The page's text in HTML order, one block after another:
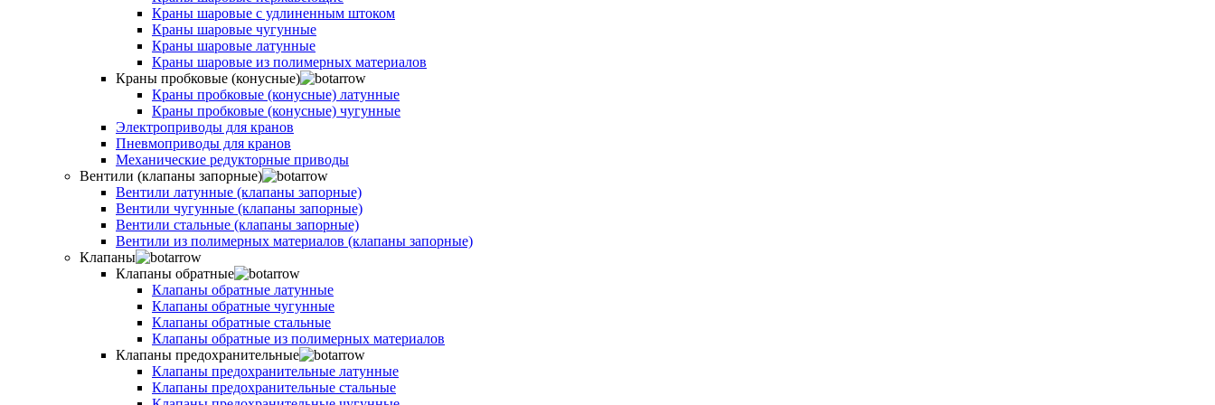
Краны шаровые с удлиненным штоком
Краны шаровые чугунные
Краны шаровые латунные
Краны шаровые из полимерных материалов
Краны пробковые (конусные)
Краны пробковые (конусные) латунные
Краны пробковые (конусные) чугунные
Электроприводы для кранов
Пневмоприводы для кранов
Механические редукторные приводы
Вентили (клапаны запорные)
Вентили латунные (клапаны запорные)
Вентили чугунные (клапаны запорные)
Вентили стальные (клапаны запорные)
Вентили из полимерных материалов (клапаны запорные)
Клапаны
Клапаны обратные
Клапаны обратные латунные
Клапаны обратные чугунные
Клапаны обратные стальные
Клапаны обратные из полимерных материалов
Клапаны предохранительные
Клапаны предохранительные латунные
Клапаны предохранительные стальные